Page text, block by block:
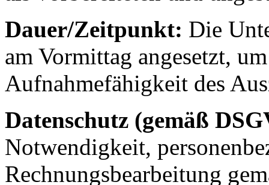
Dauer/Zeitpunkt: Die
am Vormittag angesetzt,
Aufnahmefähigkeit des
Datenschutz (gemäß
Notwendigkeit,
Rechnungsbearbeitung